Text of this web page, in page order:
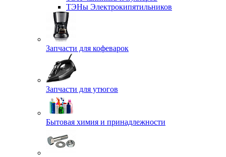
ТЭНы Электрокипятильников
Запчасти для кофеварок
Запчасти для утюгов
Бытовая химия и принадлежности